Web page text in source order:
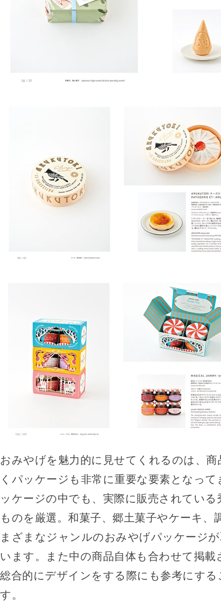
おみやげを魅力的に見せてくれるのは、
くパッケージも非常に重要な要素となっ
ッケージの中でも、実際に販売されてい
ものを厳選。和菓子、郷土菓子やケーキ、
まざまなジャンルのおみやげパッケージ
います。また中の商品自体も合わせて掲
総合的にデザインをする際にも参考にす
す。